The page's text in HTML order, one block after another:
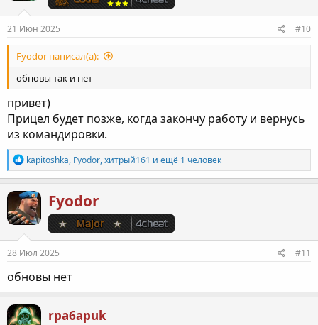
21 Июн 2025 #10
Fyodor написал(а):
обновы так и нет
привет)
Прицел будет позже, когда закончу работу и вернусь
из командировки.
Р
е
а
к
ц
и
и
:
kapitoshka, Fyodor,хитрый161 и ещё 1 человек
Fyodor
28 Июл 2025 #11
обновы нет
rpa6apuk